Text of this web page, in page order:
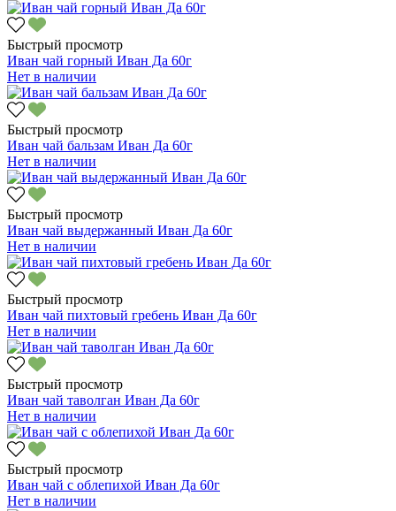
Быстрый просмотр
Иван чай горный Иван Да 60г
Нет в наличии
Быстрый просмотр
Иван чай бальзам Иван Да 60г
Нет в наличии
Быстрый просмотр
Иван чай выдержанный Иван Да 60г
Нет в наличии
Быстрый просмотр
Иван чай пихтовый гребень Иван Да 60г
Нет в наличии
Быстрый просмотр
Иван чай таволган Иван Да 60г
Нет в наличии
Быстрый просмотр
Иван чай с облепихой Иван Да 60г
Нет в наличии